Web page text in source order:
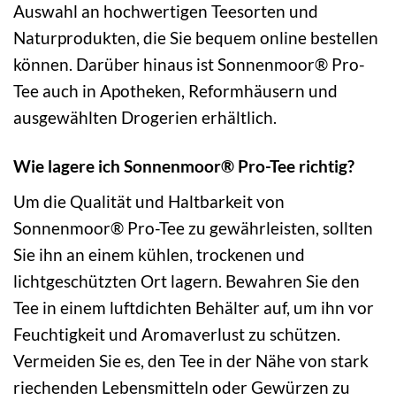
Auswahl an hochwertigen Teesorten und
Naturprodukten, die Sie bequem online bestellen
können. Darüber hinaus ist Sonnenmoor® Pro-
Tee auch in Apotheken, Reformhäusern und
ausgewählten Drogerien erhältlich.
Wie lagere ich Sonnenmoor® Pro-Tee richtig?
Um die Qualität und Haltbarkeit von
Sonnenmoor® Pro-Tee zu gewährleisten, sollten
Sie ihn an einem kühlen, trockenen und
lichtgeschützten Ort lagern. Bewahren Sie den
Tee in einem luftdichten Behälter auf, um ihn vor
Feuchtigkeit und Aromaverlust zu schützen.
Vermeiden Sie es, den Tee in der Nähe von stark
riechenden Lebensmitteln oder Gewürzen zu